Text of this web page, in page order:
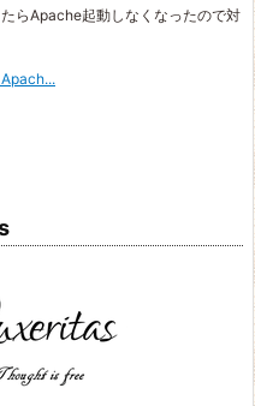
らApache起動しなくなったので対